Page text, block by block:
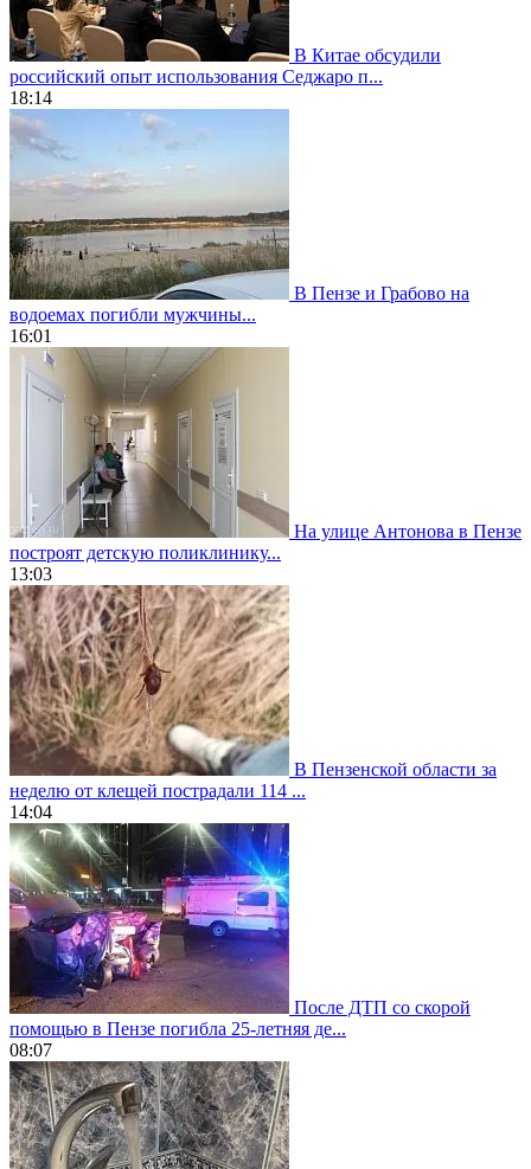
В Китае обсудили
российский опыт использования Седжаро п...
18:14
В Пензе и Грабово на
водоемах погибли мужчины...
16:01
На улице Антонова в Пензе
построят детскую поликлинику...
13:03
В Пензенской области за
неделю от клещей пострадали 114 ...
14:04
После ДТП со скорой
помощью в Пензе погибла 25-летняя де...
08:07